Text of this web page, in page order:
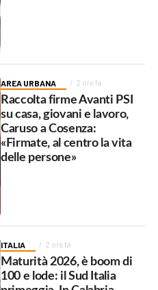
AREA URBANA 2 ore fa
Raccolta firme Avanti PSI
su casa, giovani e lavoro,
Caruso a Cosenza:
«Firmate, al centro la vita
delle persone»
ITALIA 2 ore fa
Maturità 2026, è boom di
100 e lode: il Sud Italia